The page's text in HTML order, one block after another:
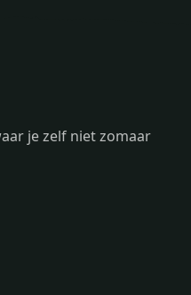
je zelf niet zomaar